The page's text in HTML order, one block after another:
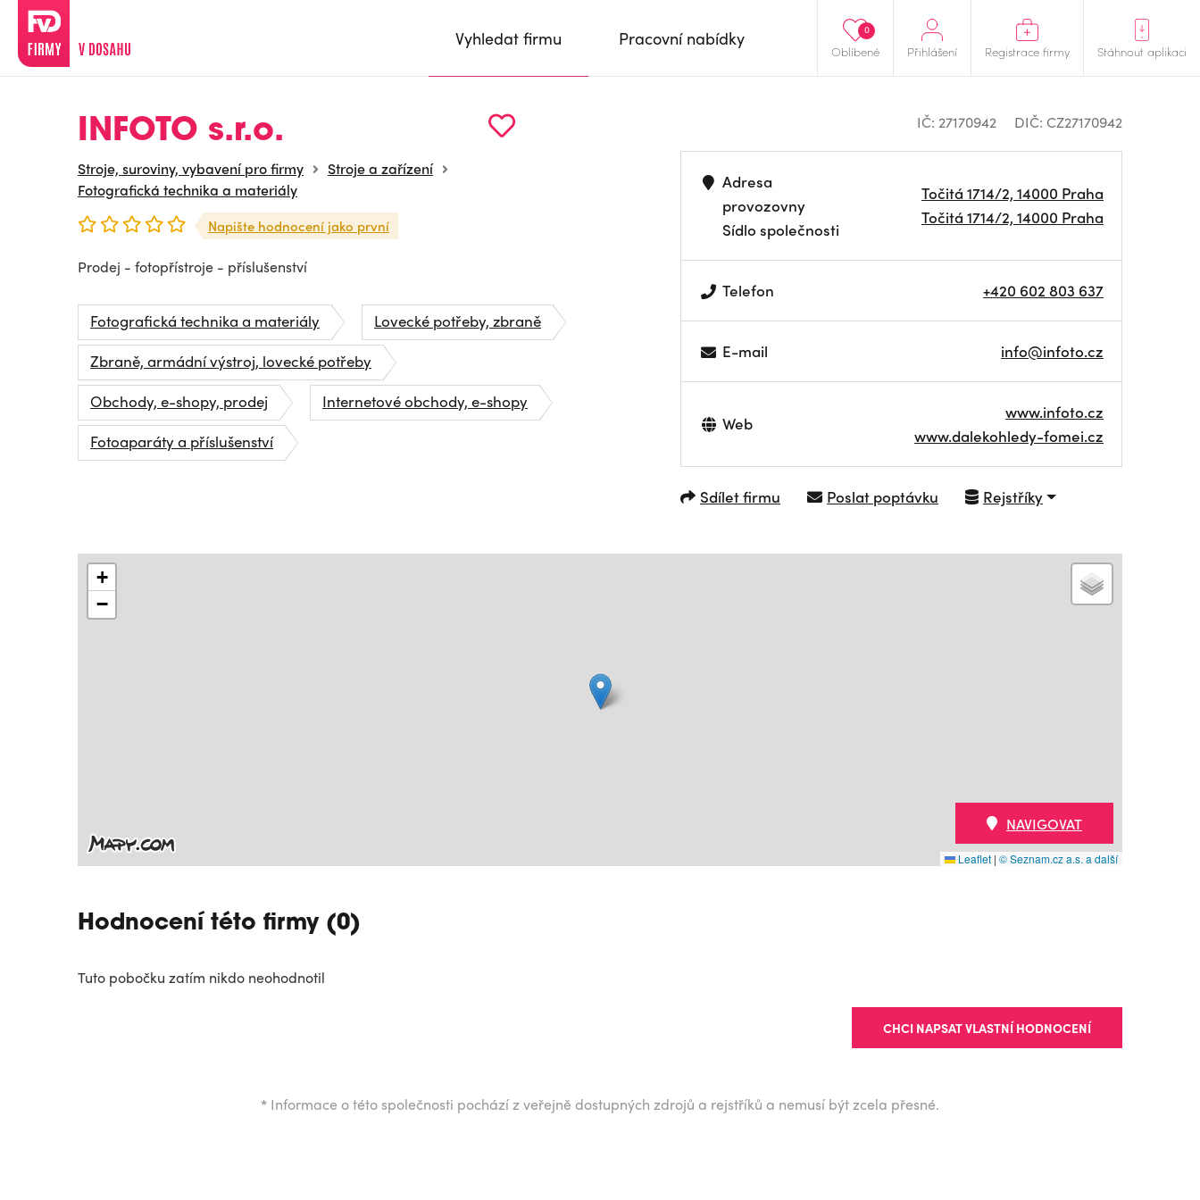
Oblíbené
0
Přihlášení Registrace firmy Stáhnout aplikaci
Vyhledat firmu Pracovní nabídky
INFOTO s.r.o.
Stroje, suroviny, vybavení pro firmy
Stroje a zařízení
Fotografická technika a materiály
Napište hodnocení jako první
Prodej - fotopřístroje - příslušenství
Fotografická technika a materiály
Lovecké potřeby, zbraně
Zbraně, armádní výstroj, lovecké potřeby
Obchody, e-shopy, prodej
Internetové obchody, e-shopy
Fotoaparáty a příslušenství
IČ: 27170942 DIČ: CZ27170942
Adresa
provozovny
Sídlo společnosti
Točitá 1714/2, 14000 Praha
Točitá 1714/2, 14000 Praha
Telefon +420 602 803 637
E-mail info@infoto.cz
Web
www.infoto.cz
www.dalekohledy-fomei.cz
Sdílet firmu Poslat poptávku Rejstříky
+
−
Leaflet | © Seznam.cz a.s. a další
NAVIGOVAT
Hodnocení této firmy (0)
Tuto pobočku zatím nikdo neohodnotil
CHCI NAPSAT VLASTNÍ HODNOCENÍ
* Informace o této společnosti pochází z veřejně dostupných zdrojů a rejstříků a nemusí být zcela přesné.